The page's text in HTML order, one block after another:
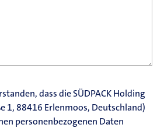
dass die SÜDPACK Holding
1, 88416 Erlenmoos, Deutschland)
personenbezogenen Daten